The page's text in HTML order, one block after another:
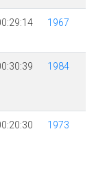
1967
1984
1973